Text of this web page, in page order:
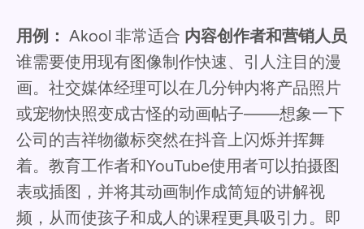
用例： Akool 非常适合 内容创作者和营销人员
谁需要使用现有图像制作快速、引人注目的漫
画。社交媒体经理可以在几分钟内将产品照片
或宠物快照变成古怪的动画帖子——想象一下
公司的吉祥物徽标突然在抖音上闪烁并挥舞
着。教育工作者和YouTube使用者可以拍摄图
表或插图，并将其动画制作成简短的讲解视
频，从而使孩子和成人的课程更具吸引力。即